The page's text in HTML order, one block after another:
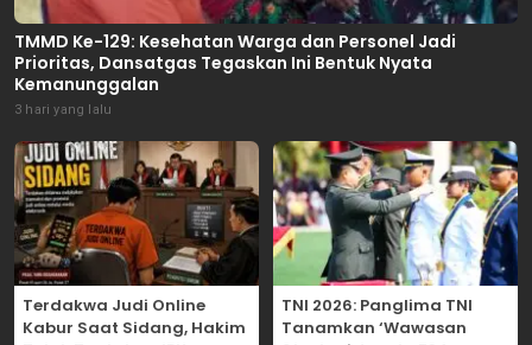
TMMD Ke-129: Kesehatan Warga dan Personel Jadi
Prioritas, Dansatgas Tegaskan Ini Bentuk Nyata
Kemanunggalan
3 hari yang lalu
Terdakwa Judi Online
Kabur Saat Sidang, Hakim
TNI 2026: Panglima TNI
Tanamkan ‘Wawasan